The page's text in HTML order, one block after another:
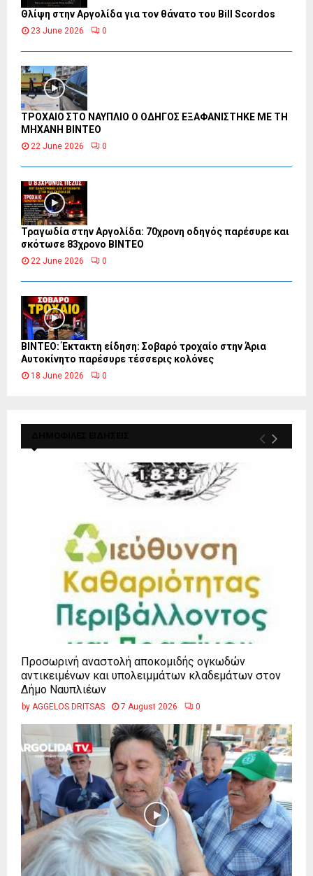
Θλίψη στην Αργολίδα για τον θάνατο του Bill Scordos
23 June 2026 0
ΤΡΟΧΑΙΟ ΣΤΟ ΝΑΥΠΛΙΟ Ο ΟΔΗΓΟΣ ΕΞΑΦΑΝΙΣΤΗΚΕ ΜΕ ΤΗ
ΜΗΧΑΝΗ ΒΙΝΤΕΟ
22 June 2026 0
Τραγωδία στην Αργολίδα: 70χρονη οδηγός παρέσυρε και
σκότωσε 83χρονο ΒΙΝΤΕΟ
22 June 2026 0
ΒΙΝΤΕΟ: Έκτακτη είδηση: Σοβαρό τροχαίο στην Άρια
Αυτοκίνητο παρέσυρε τέσσερις κολόνες
18 June 2026 0
Προσωρινή αναστολή αποκομιδής ογκωδών
αντικειμένων και υπολειμμάτων κλαδεμάτων στον
Δήμο Ναυπλιέων
by AGGELOS DRITSAS 7 August 2026 0